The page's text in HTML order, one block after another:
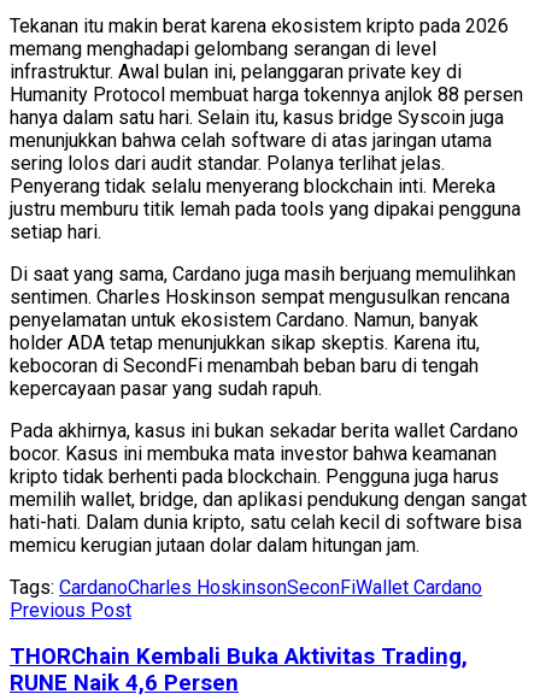
Tekanan itu makin berat karena ekosistem kripto pada 2026
memang menghadapi gelombang serangan di level
infrastruktur. Awal bulan ini, pelanggaran private key di
Humanity Protocol membuat harga tokennya anjlok 88 persen
hanya dalam satu hari. Selain itu, kasus bridge Syscoin juga
menunjukkan bahwa celah software di atas jaringan utama
sering lolos dari audit standar. Polanya terlihat jelas.
Penyerang tidak selalu menyerang blockchain inti. Mereka
justru memburu titik lemah pada tools yang dipakai pengguna
setiap hari.
Di saat yang sama, Cardano juga masih berjuang memulihkan
sentimen. Charles Hoskinson sempat mengusulkan rencana
penyelamatan untuk ekosistem Cardano. Namun, banyak
holder ADA tetap menunjukkan sikap skeptis. Karena itu,
kebocoran di SecondFi menambah beban baru di tengah
kepercayaan pasar yang sudah rapuh.
Pada akhirnya, kasus ini bukan sekadar berita wallet Cardano
bocor. Kasus ini membuka mata investor bahwa keamanan
kripto tidak berhenti pada blockchain. Pengguna juga harus
memilih wallet, bridge, dan aplikasi pendukung dengan sangat
hati-hati. Dalam dunia kripto, satu celah kecil di software bisa
memicu kerugian jutaan dolar dalam hitungan jam.
Tags: CardanoCharles HoskinsonSeconFiWallet Cardano
Previous Post
THORChain Kembali Buka Aktivitas Trading,
RUNE Naik 4,6 Persen